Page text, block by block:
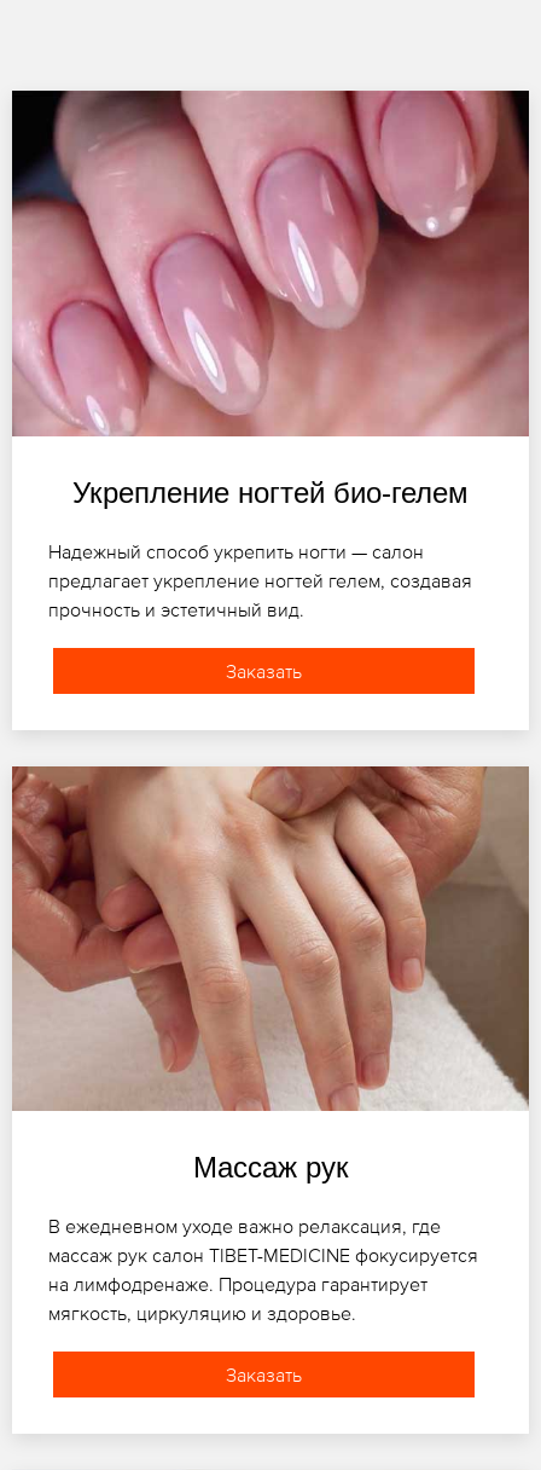
Укрепление ногтей био-гелем
Надежный способ укрепить ногти — салон
предлагает укрепление ногтей гелем, создавая
прочность и эстетичный вид.
Заказать
Массаж рук
В ежедневном уходе важно релаксация, где
массаж рук салон TIBET-MEDICINE фокусируется
на лимфодренаже. Процедура гарантирует
мягкость, циркуляцию и здоровье.
Заказать